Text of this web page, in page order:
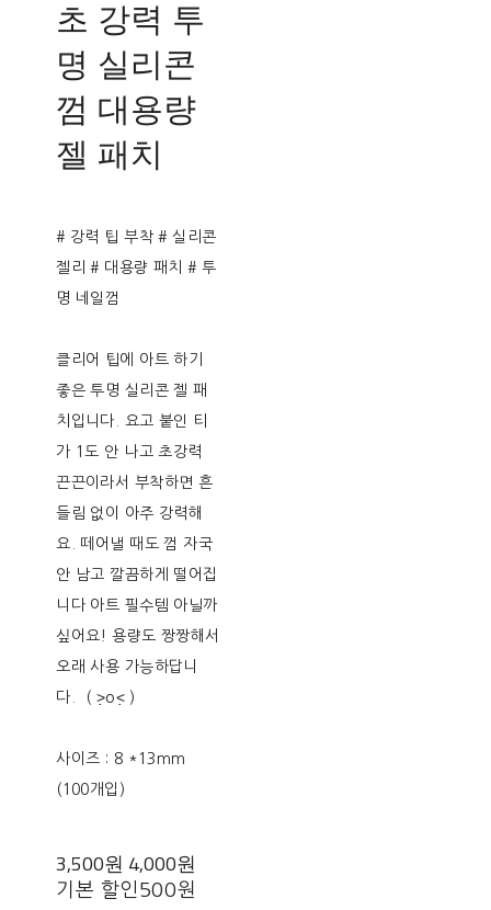
초 강력 투
명 실리콘
껌 대용량
젤 패치
# 강력 팁 부착 # 실리콘
젤리 # 대용량 패치 # 투
명 네일껌
클리어 팁에 아트 하기
좋은 투명 실리콘 젤 패
치입니다. 요고 붙인 티
가 1도 안 나고 초강력
끈끈이라서 부착하면 흔
들림 없이 아주 강력해
요. 떼어낼 때도 껌 자국
안 남고 깔끔하게 떨어집
니다 아트 필수템 아닐까
싶어요! 용량도 짱짱해서
오래 사용 가능하답니
다. ( ˃̣̣o˂̣̣ )
사이즈 : 8 *13mm
(100개입)
3,500원 4,000원
기본 할인 500원